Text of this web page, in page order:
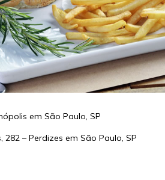
em São Paulo, SP
282 – Perdizes em São Paulo, SP